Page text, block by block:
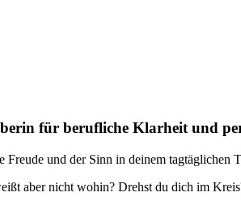
für berufliche Klarheit und
und der Sinn in deinem tagtäglichen
aber nicht wohin? Drehst du dich im